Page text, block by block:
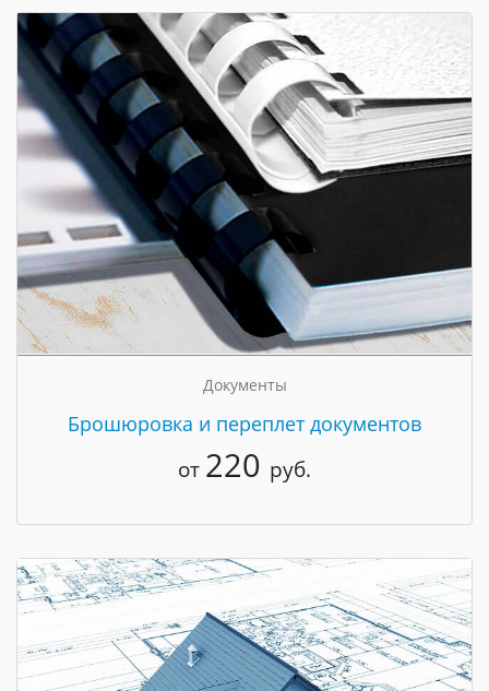
Документы
Брошюровка и переплет документов
от 220 руб.